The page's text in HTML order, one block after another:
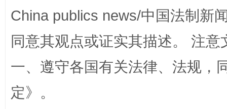
解纷+调解+退费，一次搞定
China publics news/中国法制新
同意其观点或证实其描述。 注
一、遵守各国有关法律、法规，
定》。